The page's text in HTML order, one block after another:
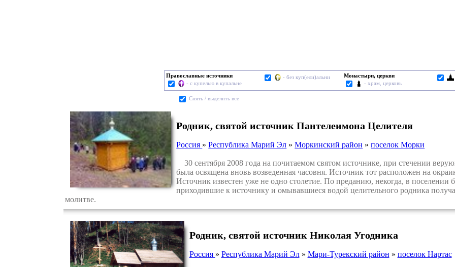
Православные источники
- с купелью в купальне
- без куп(ели)альни
Монастыри, церкви
- храм, церковь
Cнять / выделить все
Родник, святой источник Пантелеимона Целителя
Россия »Республика Марий Эл »Моркинский район »поселок Морки
30 сентября 2008 года на почитаемом святом источнике, при стечении
была освящена вновь возведенная часовня. Источник тот расположен на
Источник известен уже не одно столетие. По преданию, некогда, в
приходившие к источнику и омывавшиеся водой целительного родника
молитве.
Родник, святой источник Николая Угодника
Россия » Республика Марий Эл» Мари-Турекский район » поселок Нартас